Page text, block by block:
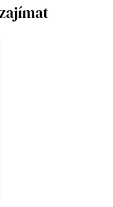
zajímat